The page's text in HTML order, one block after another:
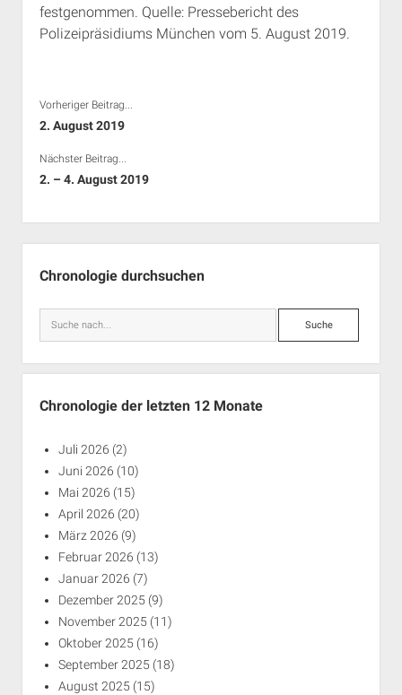
Rechte Termine München
Über a.i.d.a.
RSS-Feeds, Twitter & Facebook
festgenommen. Quelle: Pressebericht des
Polizeipräsidiums München vom 5. August 2019.
Vorheriger Beitrag...
2. August 2019
Nächster Beitrag...
2. – 4. August 2019
Chronologie durchsuchen
Suche
Chronologie der letzten 12 Monate
Juli 2026 (2)
Juni 2026 (10)
Mai 2026 (15)
April 2026 (20)
März 2026 (9)
Februar 2026 (13)
Januar 2026 (7)
Dezember 2025 (9)
November 2025 (11)
Oktober 2025 (16)
September 2025 (18)
August 2025 (15)